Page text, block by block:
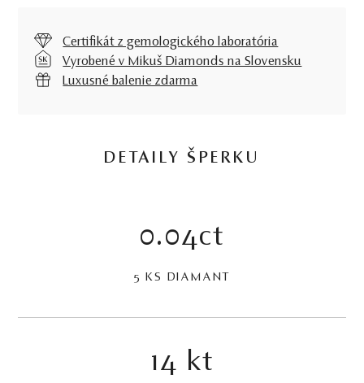
Certifikát z gemologického laboratória
Vyrobené v Mikuš Diamonds na Slovensku
Luxusné balenie zdarma
DETAILY ŠPERKU
0.04ct
5 KS DIAMANT
14 kt